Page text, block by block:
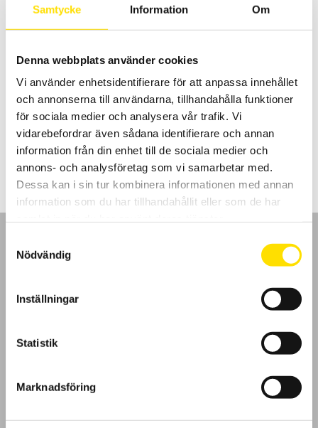
Samtycke Information Om
Denna webbplats använder cookies
Vi använder enhetsidentifierare för att anpassa innehållet
och annonserna till användarna, tillhandahålla funktioner
för sociala medier och analysera vår trafik. Vi
vidarebefordrar även sådana identifierare och annan
information från din enhet till de sociala medier och
annons- och analysföretag som vi samarbetar med.
Dessa kan i sin tur kombinera informationen med annan
information som du har tillhandahållit eller som de har
Nödvändig
Inställningar
Statistik
Marknadsföring
CA6683 Kabelsökare
inställbar känslighet samt även klarar av när kabeln ligger lite
djupare. För snabb och exakt sökning i krävande industrimiljöer av
elkablar eller metallrör vare sig de är spänningssatta eller inte.
Passar utmärkt för att leta avgränsningskablar för automatiska
gräsklippare samt att hitta avbrott i värmegolvslingor.
5,190.00kr LÄS MER